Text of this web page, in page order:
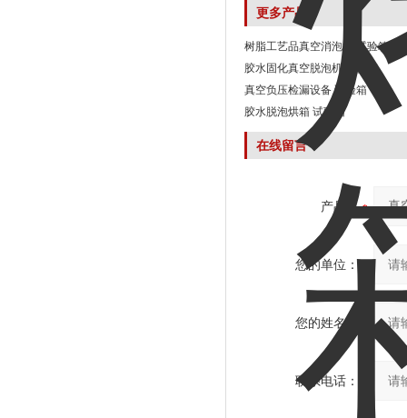
更多产品
树脂工艺品真空消泡机 试验箱
胶水固化真空脱泡机 试验箱
真空负压检漏设备 试验箱
胶水脱泡烘箱 试验箱
在线留言
产品：
您的单位：
您的姓名：
联系电话：